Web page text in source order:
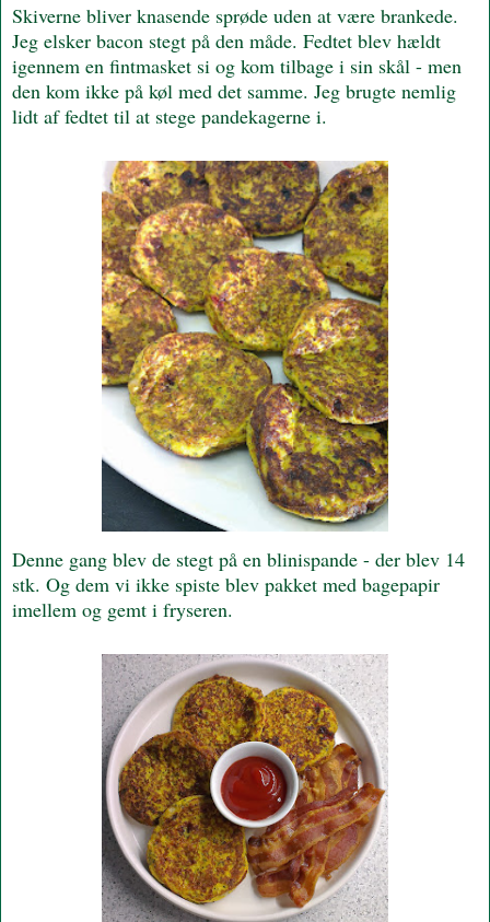
Skiverne bliver knasende sprøde uden at være brankede.
Jeg elsker bacon stegt på den måde. Fedtet blev hældt
igennem en fintmasket si og kom tilbage i sin skål - men
den kom ikke på køl med det samme. Jeg brugte nemlig
lidt af fedtet til at stege pandekagerne i.
Denne gang blev de stegt på en blinispande - der blev 14
stk. Og dem vi ikke spiste blev pakket med bagepapir
imellem og gemt i fryseren.